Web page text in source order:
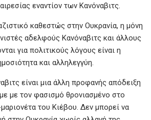
εναντίον των Κανόναβιτς.
καθεστώς στην Ουκρανία, η μόνη
αδελφούς Κανόναβιτς και άλλους
για πολιτικούς λόγους είναι η
και αλληλεγγύη.
είναι μια άλλη προφανής απόδειξη
με τον φασισμό θρονιασμένο στο
του Κιέβου. Δεν μπορεί να